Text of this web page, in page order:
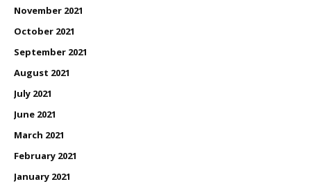
November 2021
October 2021
September 2021
August 2021
July 2021
June 2021
March 2021
February 2021
January 2021